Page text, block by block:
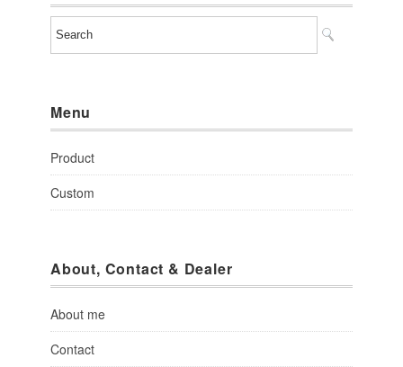
Menu
Product
Custom
About, Contact & Dealer
About me
Contact